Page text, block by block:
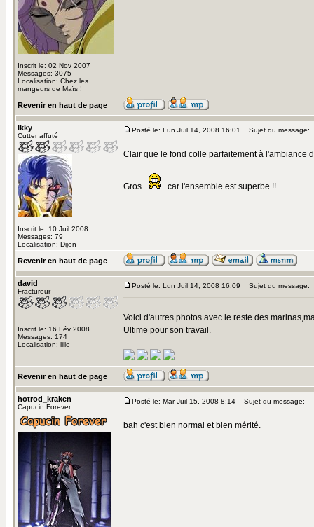
Inscrit le: 02 Nov 2007
Messages: 3075
Localisation: Chez les
mangeurs de Maïs !
Revenir en haut de page
Ikky
Cutter affuté
Inscrit le: 10 Juil 2008
Messages: 79
Localisation: Dijon
Posté le: Lun Juil 14, 2008 16:01 Sujet du message:
Clair que le fond colle parfaitement à l'ambiance
Gros car l'ensemble est superbe !!
Revenir en haut de page
david
Fractureur
Inscrit le: 16 Fév 2008
Messages: 174
Localisation: lille
Posté le: Lun Juil 14, 2008 16:09 Sujet du message:
Voici d'autres photos avec le reste des
Ultime pour son travail.
Revenir en haut de page
hotrod_kraken
Capucin Forever
Posté le: Mar Juil 15, 2008 8:14 Sujet du message:
bah c'est bien normal et bien mérité.